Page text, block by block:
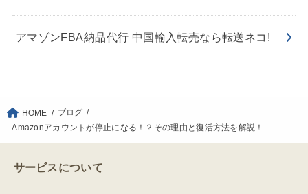
アマゾンFBA納品代行 中国輸入転売なら転送ネコ!
HOME
ブログ
Amazonアカウントが停止になる！？その理由と復活方法を解説！
サービスについて